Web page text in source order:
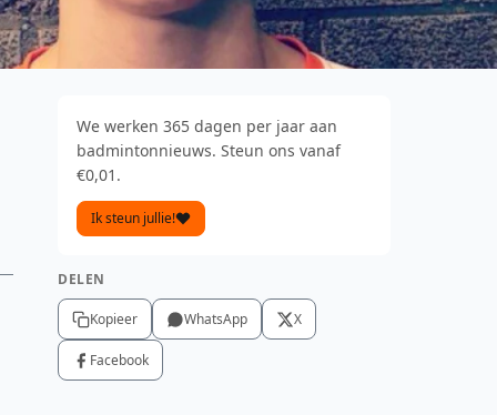
We werken 365 dagen per jaar aan
badmintonnieuws. Steun ons vanaf
€0,01.
Ik steun jullie!
DELEN
Kopieer WhatsApp X
Facebook